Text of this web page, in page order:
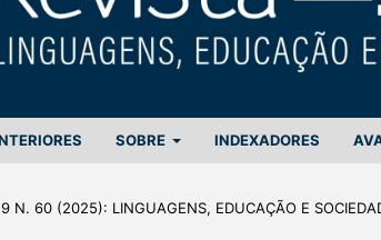
SOBRE INDEXADORES
N. 60 (2025): LINGUAGENS, EDUCAÇÃO E